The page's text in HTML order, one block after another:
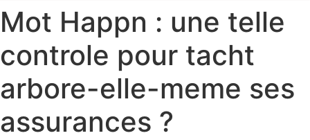
Mot Happn : une telle
controle pour tacht
arbore-elle-meme ses
assurances ?